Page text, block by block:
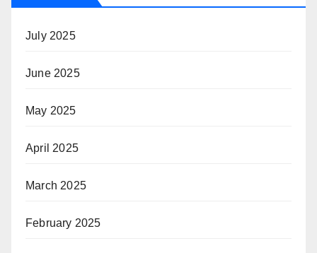
July 2025
June 2025
May 2025
April 2025
March 2025
February 2025